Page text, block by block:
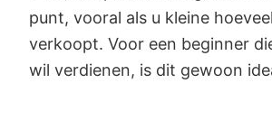
punt, vooral als u kleine
verkoopt. Voor een beginner
wil verdienen, is dit gewoon